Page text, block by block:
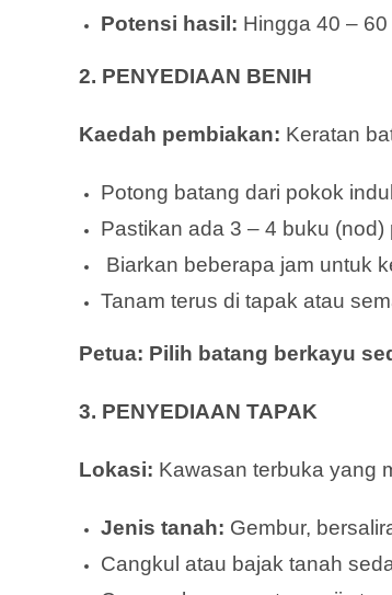
Potensi hasil: Hingga 40 –
2. PENYEDIAAN BENIH
Kaedah pembiakan: Keratan
Potong batang dari pokok
Pastikan ada 3 – 4 buku
Biarkan beberapa jam untuk
Tanam terus di tapak atau
Petua: Pilih batang berkayu
3. PENYEDIAAN TAPAK
Lokasi: Kawasan terbuka yang
Jenis tanah: Gembur,
Cangkul atau bajak tanah